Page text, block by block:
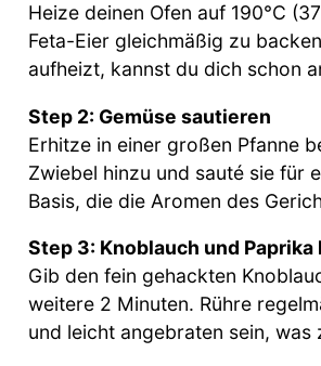
Heize deinen Ofen auf 190°C
Feta-Eier gleichmäßig zu
aufheizt, kannst du dich schon
Step 2: Gemüse sautieren
Erhitze in einer großen Pfanne
Zwiebel hinzu und sauté sie für
Basis, die die Aromen des
Step 3: Knoblauch und
Gib den fein gehackten
weitere 2 Minuten. Rühre
und leicht angebraten sein,